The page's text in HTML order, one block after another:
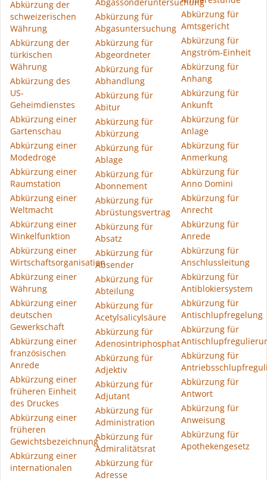
Abkürzung der
schweizerischen
Währung
Abkürzung der
türkischen
Währung
Abkürzung des
US-
Geheimdienstes
Abkürzung einer
Gartenschau
Abkürzung einer
Modedroge
Abkürzung einer
Raumstation
Abkürzung einer
Weltmacht
Abkürzung einer
Winkelfunktion
Abkürzung einer
Wirtschaftsorganisation
Abkürzung einer
Währung
Abkürzung einer
deutschen
Gewerkschaft
Abkürzung einer
französischen
Anrede
Abkürzung einer
früheren Einheit
des Druckes
Abkürzung einer
früheren
Gewichtsbezeichnung
Abkürzung einer
internationalen
Abkürzung für
Abgasuntersuchung
Abkürzung für
Abgeordneter
Abkürzung für
Abhandlung
Abkürzung für
Abitur
Abkürzung für
Abkürzung
Abkürzung für
Ablage
Abkürzung für
Abonnement
Abkürzung für
Abrüstungsvertrag
Abkürzung für
Absatz
Abkürzung für
Absender
Abkürzung für
Abteilung
Abkürzung für
Acetylsalicylsäure
Abkürzung für
Adenosintriphosphat
Abkürzung für
Adjektiv
Abkürzung für
Adjutant
Abkürzung für
Administration
Abkürzung für
Admiralitätsrat
Abkürzung für
Adresse
Abkürzung für
Amtsgericht
Abkürzung für
Angström-Einheit
Abkürzung für
Anhang
Abkürzung für
Ankunft
Abkürzung für
Anlage
Abkürzung für
Anmerkung
Abkürzung für
Anno Domini
Abkürzung für
Anrecht
Abkürzung für
Anrede
Abkürzung für
Anschlussleitung
Abkürzung für
Antiblokiersystem
Abkürzung für
Antischlupfregelung
Abkürzung für
Abkürzung für
Abkürzung für
Antwort
Abkürzung für
Anweisung
Abkürzung für
Apothekengesetz